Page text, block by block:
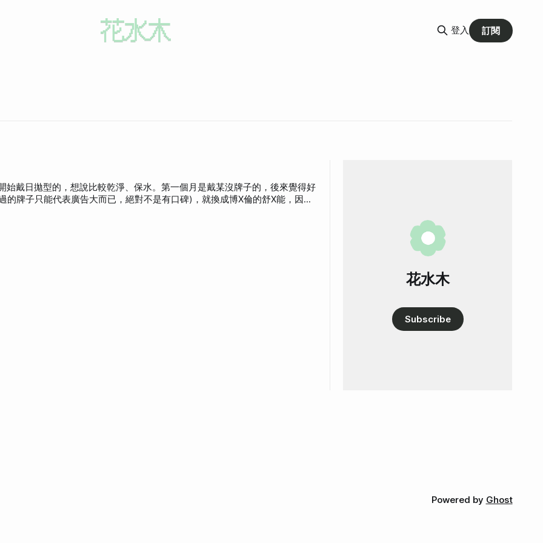
登入 訂閱
牌子只能代表廣告大而已，絕對不是有口碑)，就換成博X倫的舒X能，因為
會變成最後只剩左眼或右眼@@)。不過這都還OK，反正是在我手上破的，
花水木
Subscribe
Powered by Ghost